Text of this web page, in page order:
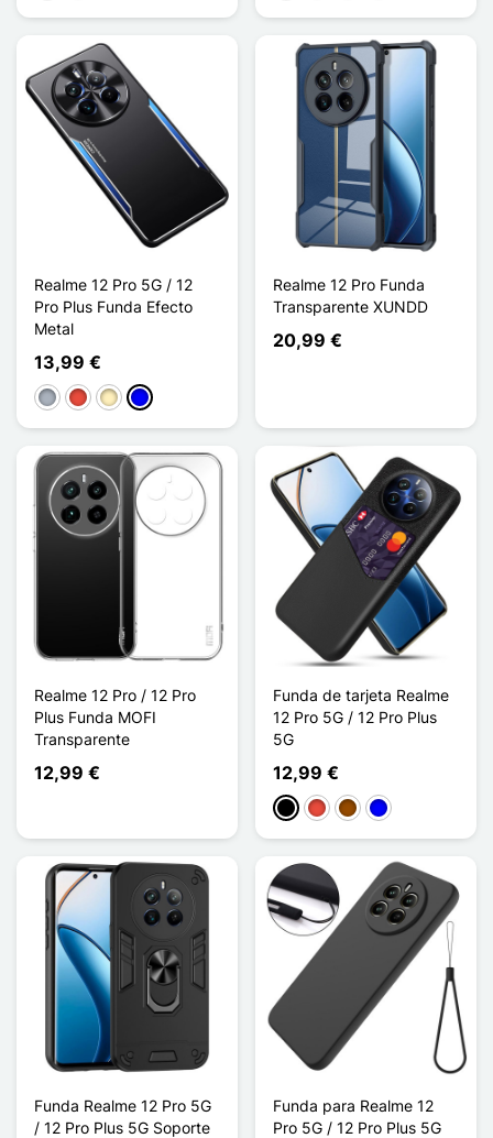
Realme 12 Pro 5G / 12
Pro Plus Funda Efecto
Metal
13,99 €
Gris RojoOro Azul
Realme 12 Pro Funda
Transparente XUNDD
20,99 €
Realme 12 Pro / 12 Pro
Plus Funda MOFI
Transparente
12,99 €
Funda de tarjeta Realme
12 Pro 5G / 12 Pro Plus
5G
12,99 €
NegroRojoMarrón
Azul
Funda Realme 12 Pro 5G
/ 12 Pro Plus 5G Soporte
Funda para Realme 12
Pro 5G / 12 Pro Plus 5G